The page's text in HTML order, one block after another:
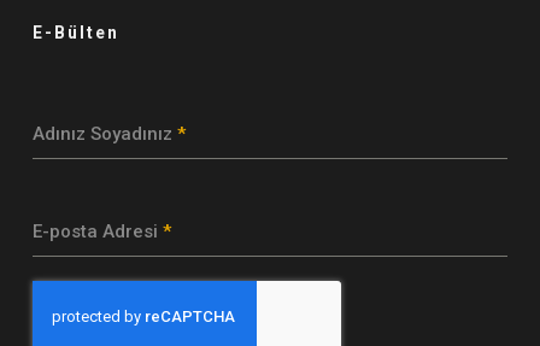
E-Bülten
Adınız Soyadınız *
E-posta Adresi *